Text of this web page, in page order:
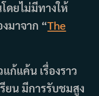
ดยไม่มีทางให้
มาจาก “The
ก้แค้น เรื่องราว
ยน มีการรับชมสูง